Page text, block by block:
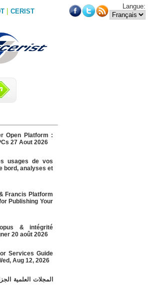
| CERIST
Langue:
Open Platform :
27 Aout 2026
usages de vos
bord, analyses et
Francis Platform
Publishing Your
& intégrité
20 août 2026
Services Guide
Aug 12, 2026
المجلات العلمية